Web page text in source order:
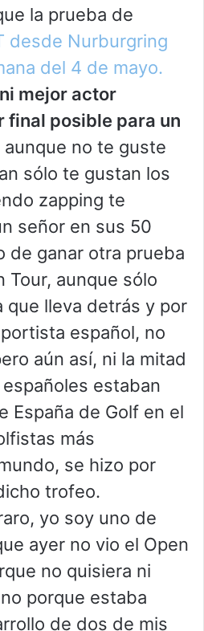
la prueba de
desde Nurburgring
del 4 de mayo.
mejor actor
final posible para un
aunque no te guste
sólo te gustan los
zapping te
señor en sus 50
de ganar otra prueba
Tour, aunque sólo
que lleva detrás y por
español, no
aún así, ni la mitad
estaban
España de Golf en el
más
se hizo por
trofeo.
yo soy uno de
ayer no vio el Open
no quisiera ni
porque estaba
de dos de mis